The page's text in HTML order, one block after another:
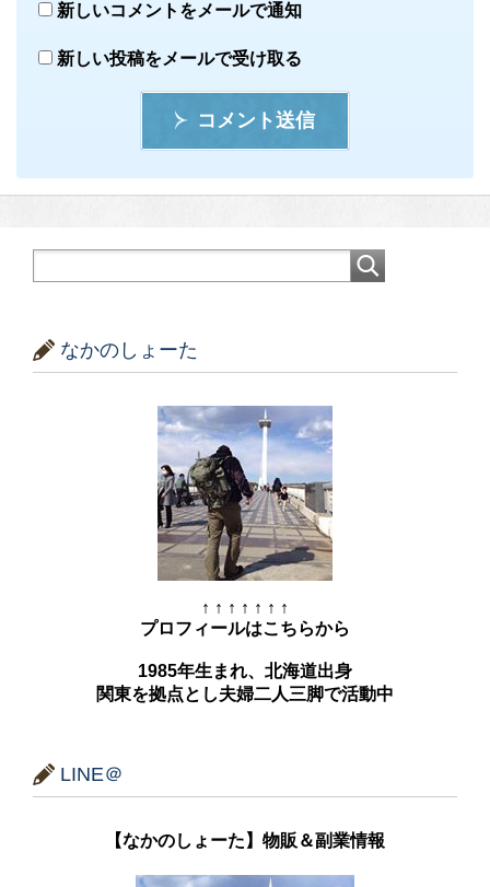
新しいコメントをメールで通知
新しい投稿をメールで受け取る
コメント送信
なかのしょーた
↑ ↑ ↑ ↑ ↑ ↑ ↑
プロフィールはこちらから
1985年生まれ、北海道出身
関東を拠点とし夫婦二人三脚で活動中
LINE＠
【なかのしょーた】物販＆副業情報